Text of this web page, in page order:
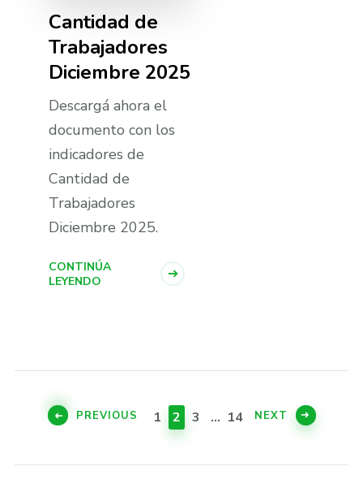
Cantidad de
Trabajadores
Diciembre 2025
Descargá ahora el
documento con los
indicadores de
Cantidad de
Trabajadores
Diciembre 2025.
CONTINÚA
LEYENDO
entradas
PREVIOUS PAGE
1 PAGE
2 PAGE
3 … PAGE
14 NEXT